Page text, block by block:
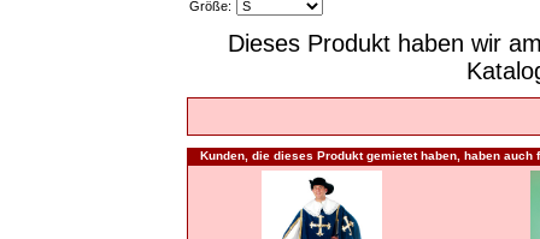
Größe:
Dieses Produkt haben wir
Kunden, die dieses Produkt gemietet haben, haben auch